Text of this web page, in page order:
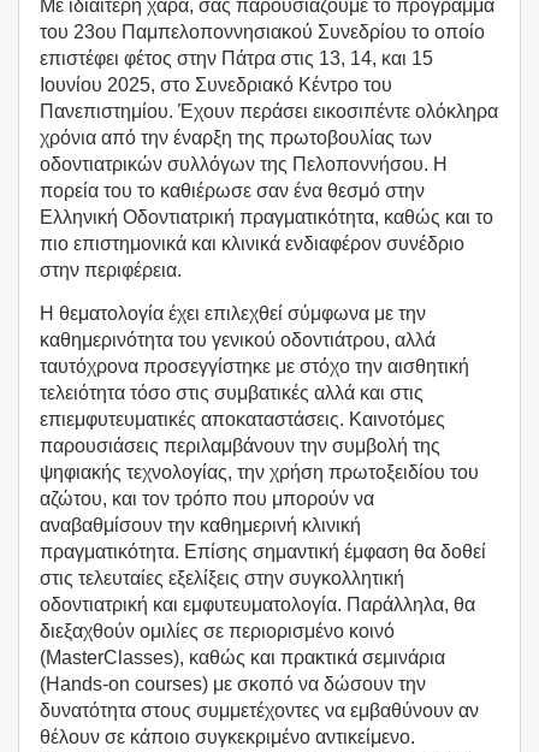
Με ιδιαίτερη χαρά, σας παρουσιάζουμε το πρόγραμμα
του 23ου Παμπελοποννησιακού Συνεδρίου το οποίο
επιστέφει φέτος στην Πάτρα στις 13, 14, και 15
Ιουνίου 2025, στο Συνεδριακό Κέντρο του
Πανεπιστημίου. Έχουν περάσει εικοσιπέντε ολόκληρα
χρόνια από την έναρξη της πρωτοβουλίας των
οδοντιατρικών συλλόγων της Πελοποννήσου. H
πορεία του το καθιέρωσε σαν ένα θεσμό στην
Ελληνική Οδοντιατρική πραγματικότητα, καθώς και το
πιο επιστημονικά και κλινικά ενδιαφέρον συνέδριο
στην περιφέρεια.
Η θεματολογία έχει επιλεχθεί σύμφωνα με την
καθημερινότητα του γενικού οδοντιάτρου, αλλά
ταυτόχρονα προσεγγίστηκε με στόχο την αισθητική
τελειότητα τόσο στις συμβατικές αλλά και στις
επιεμφυτευματικές αποκαταστάσεις. Καινοτόμες
παρουσιάσεις περιλαμβάνουν την συμβολή της
ψηφιακής τεχνολογίας, την χρήση πρωτοξειδίου του
αζώτου, και τον τρόπο που μπορούν να
αναβαθμίσουν την καθημερινή κλινική
πραγματικότητα. Επίσης σημαντική έμφαση θα δοθεί
στις τελευταίες εξελίξεις στην συγκολλητική
οδοντιατρική και εμφυτευματολογία. Παράλληλα, θα
διεξαχθούν ομιλίες σε περιορισμένο κοινό
(MasterClasses), καθώς και πρακτικά σεμινάρια
(Hands-on courses) με σκοπό να δώσουν την
δυνατότητα στους συμμετέχοντες να εμβαθύνουν αν
θέλουν σε κάποιο συγκεκριμένο αντικείμενο.